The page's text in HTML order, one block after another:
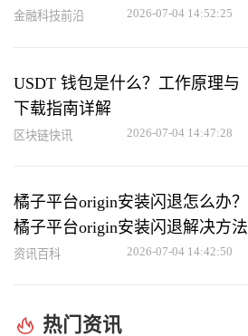
金融科技前沿 2026-07-04 14:52:25
USDT 钱包是什么？工作原理与
下载指南详解
区块链快讯 2026-07-04 14:47:28
橘子平台origin安装闪退怎么办？
橘子平台origin安装闪退解决方法
资讯百科 2026-07-04 14:42:50
热门资讯